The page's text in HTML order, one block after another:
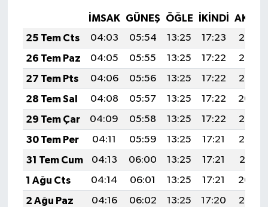
İMSAK GÜNEŞ ÖĞLE İKINDI
25 Tem Cts
04:03 05:54 13:25 17:23
20:47
26 Tem Paz
04:05 05:55 13:25 17:22
20:46
27 Tem Pts
04:06 05:56 13:25 17:22
20:45
28 Tem Sal
04:08 05:57 13:25 17:22
20:44
29 Tem Çar
04:09 05:58 13:25 17:22
20:43
30 Tem Per
04:11 05:59 13:25 17:21
20:42
31 Tem Cum
04:13 06:00 13:25 17:21
20:41
1 Ağu Cts
04:14 06:01 13:25 17:21
20:40
2 Ağu Paz
04:16 06:02 13:25 17:20
20:39